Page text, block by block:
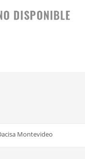
Montevideo